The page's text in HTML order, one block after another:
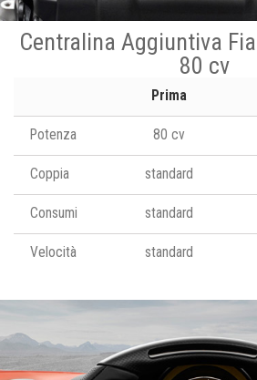
Centralina Aggiuntiva
80 cv
Prima
Potenza 80 cv
Coppia standard
Consumi standard
Velocità standard